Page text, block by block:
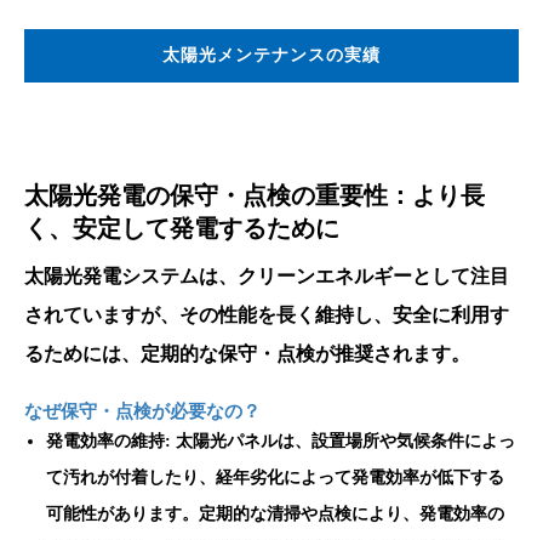
太陽光メンテナンスの実績
太陽光発電の保守・点検の重要性：より長
く、安定して発電するために
太陽光発電システムは、クリーンエネルギーとして注目
されていますが、その性能を長く維持し、安全に利用す
るためには、定期的な保守・点検が推奨されます。
なぜ保守・点検が必要なの？
発電効率の維持: 太陽光パネルは、設置場所や気候条件によっ
て汚れが付着したり、経年劣化によって発電効率が低下する
可能性があります。定期的な清掃や点検により、発電効率の